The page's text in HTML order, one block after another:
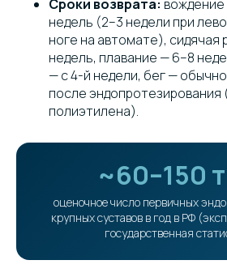
Сроки возврата:
недель (2–3 недели при
ноге на автомате), сидячая
недель, плавание — 6–8
— с 4-й недели, бег —
после эндопротезирования
полиэтилена).
~60–150
оценочное число первичных
крупных суставов в год в РФ
государственная